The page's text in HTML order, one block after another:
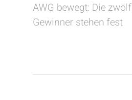
AWG bewegt: Die zwölf
Gewinner stehen fest